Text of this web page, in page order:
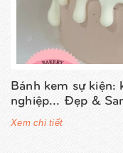
Bánh kem sự
nghiệp... Đẹp &
Xem chi tiết